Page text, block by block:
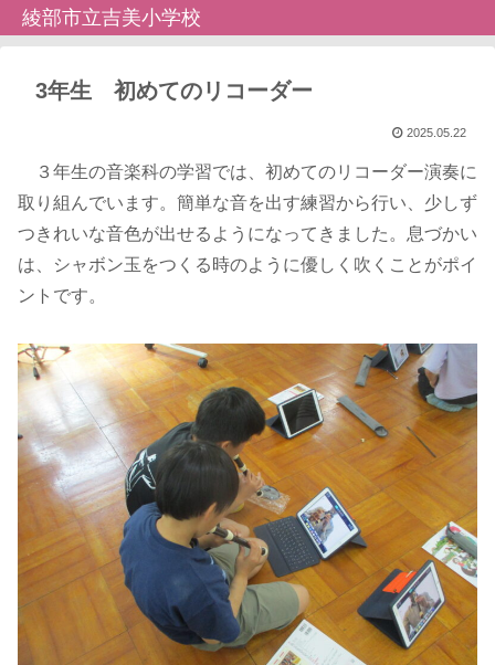
綾部市立吉美小学校
3年生 初めてのリコーダー
2025.05.22
３年生の音楽科の学習では、初めてのリコーダー演奏に
取り組んでいます。簡単な音を出す練習から行い、少しず
つきれいな音色が出せるようになってきました。息づかい
は、シャボン玉をつくる時のように優しく吹くことがポイ
ントです。